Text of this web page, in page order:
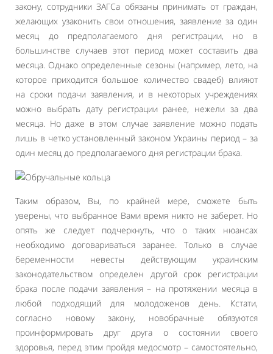
закону, сотрудники ЗАГСа обязаны принимать от граждан,
желающих узаконить свои отношения, заявление за один
месяц до предполагаемого дня регистрации, но в
большинстве случаев этот период может составить два
месяца. Однако определенные сезоны (например, лето, на
которое приходится большое количество свадеб) влияют
на сроки подачи заявления, и в некоторых учреждениях
можно выбрать дату регистрации ранее, нежели за два
месяца. Но даже в этом случае заявление можно подать
лишь в четко установленный законом Украины период – за
один месяц до предполагаемого дня регистрации брака.
Таким образом, Вы, по крайней мере, сможете быть
уверены, что выбранное Вами время никто не заберет. Но
опять же следует подчеркнуть, что о таких нюансах
необходимо договариваться заранее. Только в случае
беременности невесты действующим украинским
законодательством определен другой срок регистрации
брака после подачи заявления – на протяжении месяца в
любой подходящий для молодоженов день. Кстати,
согласно новому закону, новобрачные обязуются
проинформировать друг друга о состоянии своего
здоровья, перед этим пройдя медосмотр – самостоятельно,